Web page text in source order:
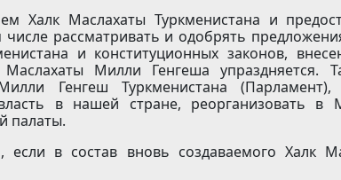
Халк Маслахаты Туркменистана и
рассматривать и одобрять
и конституционных законов,
Милли Генгеша упраздняется.
Генгеш Туркменистана (Парламент),
в нашей стране, реорганизовать в
палаты.
если в состав вновь создаваемого Халк